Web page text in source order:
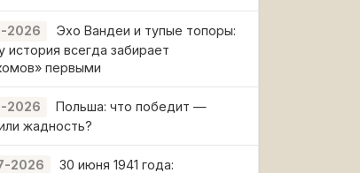
2026
Эхо Вандеи и тупые топоры:
история всегда забирает
первыми
2026
Польша: что победит —
жадность?
2026
30 июня 1941 года: